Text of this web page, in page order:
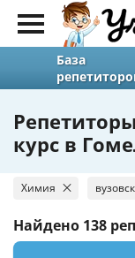
База
курс в
Химия
Найдено 138